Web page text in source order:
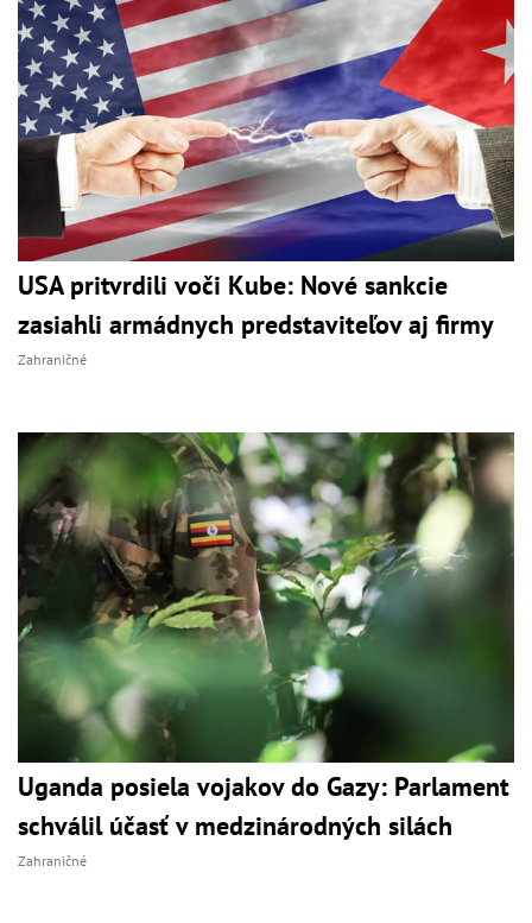
USA pritvrdili voči Kube: Nové sankcie
zasiahli armádnych predstaviteľov aj firmy
Zahraničné
Uganda posiela vojakov do Gazy: Parlament
schválil účasť v medzinárodných silách
Zahraničné